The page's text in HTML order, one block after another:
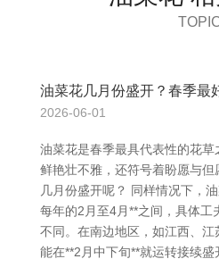
油菜花几月份盛开？春季最
2026-06-01
油菜花是春季最具代表性的花草
鲜艳壮不雅，还符号着盼愿与
几月份盛开呢？ 同样情况下，
每年的2月至4月**之间，具体工
不同。在南边地区，如江西、
能在**2月中下旬**就运转接续盛